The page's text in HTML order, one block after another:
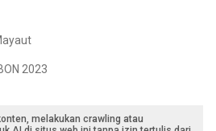
2023
melakukan crawling atau